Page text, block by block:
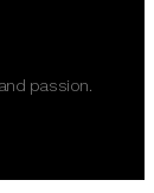
passion.